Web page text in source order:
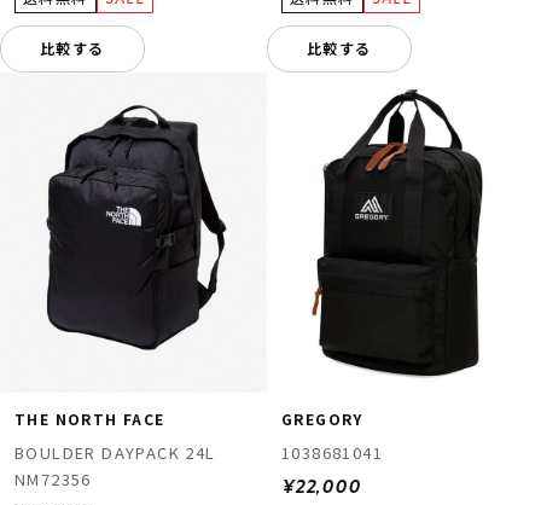
比較する 比較する
THE NORTH FACE
BOULDER DAYPACK 24L
NM72356
GREGORY
1038681041
¥22,000